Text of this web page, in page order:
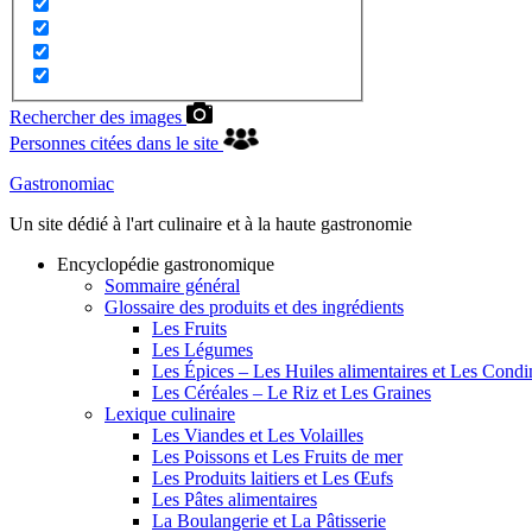
Rechercher des images
Personnes citées dans le site
Gastronomiac
Un site dédié à l'art culinaire et à la haute gastronomie
Encyclopédie gastronomique
Sommaire général
Glossaire des produits et des ingrédients
Les Fruits
Les Légumes
Les Épices – Les Huiles alimentaires et Les
Les Céréales – Le Riz et Les Graines
Lexique culinaire
Les Viandes et Les Volailles
Les Poissons et Les Fruits de mer
Les Produits laitiers et Les Œufs
Les Pâtes alimentaires
La Boulangerie et La Pâtisserie